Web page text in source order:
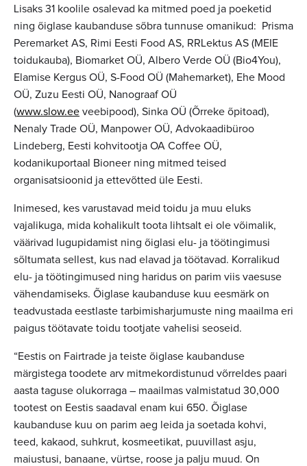
Lisaks 31 koolile osalevad ka mitmed poed ja poeketid
ning õiglase kaubanduse sõbra tunnuse omanikud: Prisma
Peremarket AS, Rimi Eesti Food AS, RRLektus AS (MEIE
toidukauba), Biomarket OÜ, Albero Verde OÜ (Bio4You),
Elamise Kergus OÜ, S-Food OÜ (Mahemarket), Ehe Mood
OÜ, Zuzu Eesti OÜ, Nanograaf OÜ
(www.slow.ee veebipood), Sinka OÜ (Õrreke õpitoad),
Nenaly Trade OÜ, Manpower OÜ, Advokaadibüroo
Lindeberg, Eesti kohvitootja OA Coffee OÜ,
kodanikuportaal Bioneer ning mitmed teised
organisatsioonid ja ettevõtted üle Eesti.
Inimesed, kes varustavad meid toidu ja muu eluks
vajalikuga, mida kohalikult toota lihtsalt ei ole võimalik,
väärivad lugupidamist ning õiglasi elu- ja töötingimusi
sõltumata sellest, kus nad elavad ja töötavad. Korralikud
elu- ja töötingimused ning haridus on parim viis vaesuse
vähendamiseks. Õiglase kaubanduse kuu eesmärk on
teadvustada eestlaste tarbimisharjumuste ning maailma eri
paigus töötavate toidu tootjate vahelisi seoseid.
“Eestis on Fairtrade ja teiste õiglase kaubanduse
märgistega toodete arv mitmekordistunud võrreldes paari
aasta taguse olukorraga – maailmas valmistatud 30,000
tootest on Eestis saadaval enam kui 650. Õiglase
kaubanduse kuu on parim aeg leida ja soetada kohvi,
teed, kakaod, suhkrut, kosmeetikat, puuvillast asju,
maiustusi, banaane, vürtse, roose ja palju muud. On